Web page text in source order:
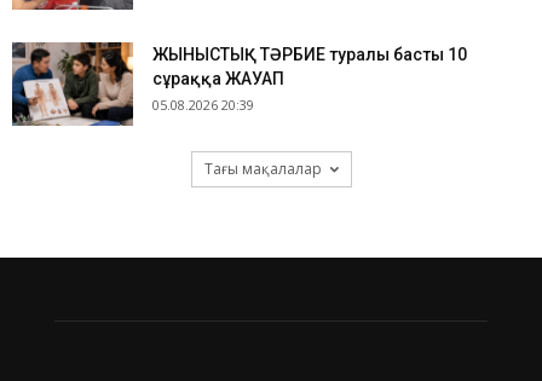
ЖЫНЫСТЫҚ ТӘРБИЕ туралы басты 10
сұраққа ЖАУАП
05.08.2026 20:39
Тағы мақалалар